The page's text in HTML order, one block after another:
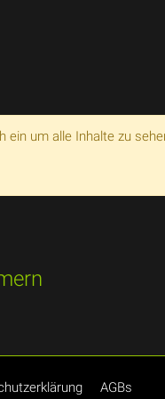
ein um alle Inhalte zu
AGBs